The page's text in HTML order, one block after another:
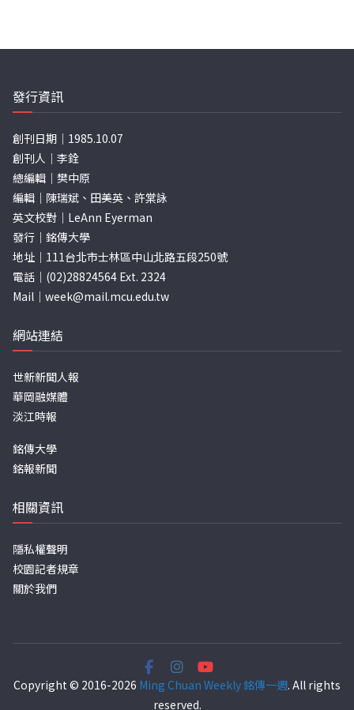
發行資訊
創刊日期｜1985.10.07
創刊人｜李銓
總編輯｜樊中原
編輯｜陳瑞斌、田美英、許棠詠
英文校對｜LeAnn Eyerman
發行｜銘傳大學
地址｜111台北市士林區中山北路五段250號
電話｜(02)28824564 Ext. 2324
Mail｜ week@mail.mcu.edu.tw
網站連結
世新新聞人報
華岡融媒體
淡江時報
銘傳大學
銘報新聞
相關資訊
隱私權聲明
校園記者規章
關於我們
Copyright © 2016-2026 Ming Chuan Weekly 銘傳一週. All rights
reserved.